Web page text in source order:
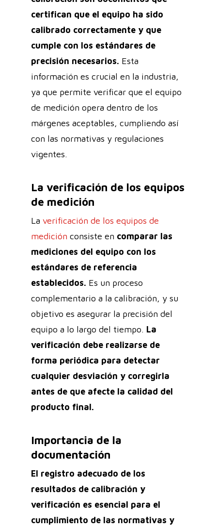
certifican que el equipo ha sido
calibrado correctamente y que
cumple con los estándares de
precisión necesarios. Esta
información es crucial en la industria,
ya que permite verificar que el equipo
de medición opera dentro de los
márgenes aceptables, cumpliendo así
con las normativas y regulaciones
vigentes.
La verificación de los equipos
de medición
La verificación de los equipos de
medición consiste en comparar las
mediciones del equipo con los
estándares de referencia
establecidos. Es un proceso
complementario a la calibración, y su
objetivo es asegurar la precisión del
equipo a lo largo del tiempo. La
verificación debe realizarse de
forma periódica para detectar
cualquier desviación y corregirla
antes de que afecte la calidad del
producto final.
Importancia de la
documentación
El registro adecuado de los
resultados de calibración y
verificación es esencial para el
cumplimiento de las normativas y